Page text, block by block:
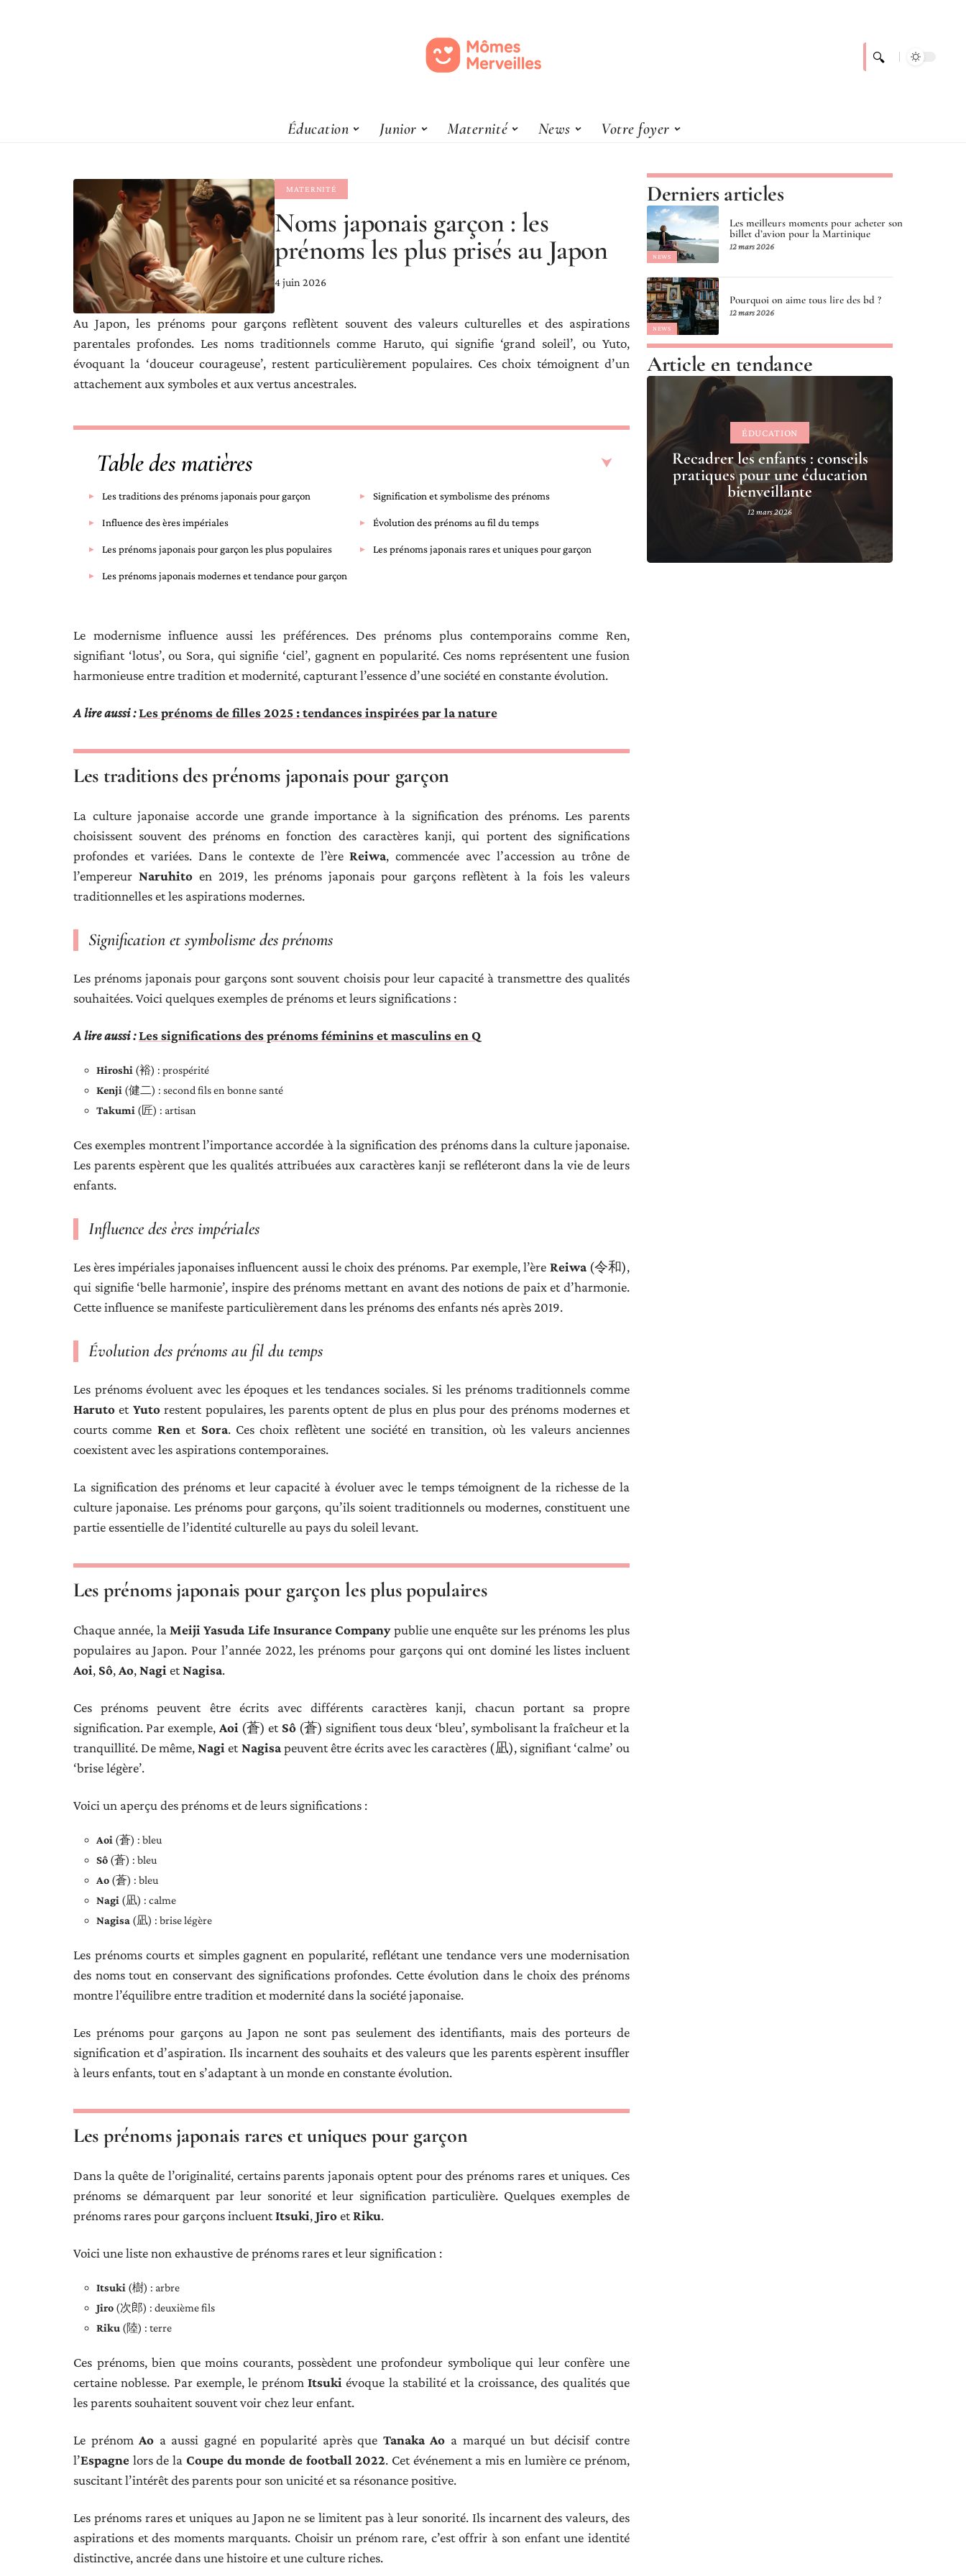
Éducation Junior Maternité News Votre foyer
MATERNITÉ
Noms japonais garçon : les
prénoms les plus prisés au Japon
4 juin 2026
Au Japon, les prénoms pour garçons reflètent souvent des valeurs culturelles et des aspirations
parentales profondes. Les noms traditionnels comme Haruto, qui signifie ‘grand soleil’, ou Yuto,
évoquant la ‘douceur courageuse’, restent particulièrement populaires. Ces choix témoignent d’un
attachement aux symboles et aux vertus ancestrales.
Table des matières
Les traditions des prénoms japonais pour garçon Signification et symbolisme des prénoms
Influence des ères impériales Évolution des prénoms au fil du temps
Les prénoms japonais pour garçon les plus populaires Les prénoms japonais rares et uniques pour garçon
Les prénoms japonais modernes et tendance pour garçon
Le modernisme influence aussi les préférences. Des prénoms plus contemporains comme Ren,
signifiant ‘lotus’, ou Sora, qui signifie ‘ciel’, gagnent en popularité. Ces noms représentent une fusion
harmonieuse entre tradition et modernité, capturant l’essence d’une société en constante évolution.
A lire aussi :Les prénoms de filles 2025 : tendances inspirées par la nature
Les traditions des prénoms japonais pour garçon
La culture japonaise accorde une grande importance à la signification des prénoms. Les parents
choisissent souvent des prénoms en fonction des caractères kanji, qui portent des significations
profondes et variées. Dans le contexte de l’èreReiwa, commencée avec l’accession au trône de
l’empereur Naruhito en 2019, les prénoms japonais pour garçons reflètent à la fois les valeurs
traditionnelles et les aspirations modernes.
Signification et symbolisme des prénoms
Les prénoms japonais pour garçons sont souvent choisis pour leur capacité à transmettre des qualités
souhaitées. Voici quelques exemples de prénoms et leurs significations :
A lire aussi :Les significations des prénoms féminins et masculins en Q
Hiroshi (裕) : prospérité
Kenji (健二) : second fils en bonne santé
Takumi (匠) : artisan
Ces exemples montrent l’importance accordée à la signification des prénoms dans la culture japonaise.
Les parents espèrent que les qualités attribuées aux caractères kanji se refléteront dans la vie de leurs
enfants.
Influence des ères impériales
Les ères impériales japonaises influencent aussi le choix des prénoms. Par exemple, l’ère Reiwa(令和),
qui signifie ‘belle harmonie’, inspire des prénoms mettant en avant des notions de paix et d’harmonie.
Cette influence se manifeste particulièrement dans les prénoms des enfants nés après 2019.
Évolution des prénoms au fil du temps
Les prénoms évoluent avec les époques et les tendances sociales. Si les prénoms traditionnels comme
Haruto et Yutorestent populaires, les parents optent de plus en plus pour des prénoms modernes et
courts comme Ren et Sora. Ces choix reflètent une société en transition, où les valeurs anciennes
coexistent avec les aspirations contemporaines.
La signification des prénoms et leur capacité à évoluer avec le temps témoignent de la richesse de la
culture japonaise. Les prénoms pour garçons, qu’ils soient traditionnels ou modernes, constituent une
partie essentielle de l’identité culturelle au pays du soleil levant.
Les prénoms japonais pour garçon les plus populaires
Chaque année, la Meiji Yasuda Life Insurance Companypublie une enquête sur les prénoms les plus
populaires au Japon. Pour l’année 2022, les prénoms pour garçons qui ont dominé les listes incluent
Aoi, Sô,Ao,Nagi etNagisa.
Ces prénoms peuvent être écrits avec différents caractères kanji, chacun portant sa propre
signification. Par exemple, Aoi (蒼) et Sô(蒼) signifient tous deux ‘bleu’, symbolisant la fraîcheur et la
tranquillité. De même,Nagi etNagisapeuvent être écrits avec les caractères (凪), signifiant ‘calme’ ou
‘brise légère’.
Voici un aperçu des prénoms et de leurs significations :
Aoi (蒼) : bleu
Sô (蒼) : bleu
Ao (蒼) : bleu
Nagi (凪) : calme
Nagisa (凪) : brise légère
Les prénoms courts et simples gagnent en popularité, reflétant une tendance vers une modernisation
des noms tout en conservant des significations profondes. Cette évolution dans le choix des prénoms
montre l’équilibre entre tradition et modernité dans la société japonaise.
Les prénoms pour garçons au Japon ne sont pas seulement des identifiants, mais des porteurs de
signification et d’aspiration. Ils incarnent des souhaits et des valeurs que les parents espèrent insuffler
à leurs enfants, tout en s’adaptant à un monde en constante évolution.
Les prénoms japonais rares et uniques pour garçon
Dans la quête de l’originalité, certains parents japonais optent pour des prénoms rares et uniques. Ces
prénoms se démarquent par leur sonorité et leur signification particulière. Quelques exemples de
prénoms rares pour garçons incluentItsuki,JiroetRiku.
Voici une liste non exhaustive de prénoms rares et leur signification :
Itsuki (樹) : arbre
Jiro (次郎) : deuxième fils
Riku (陸) : terre
Ces prénoms, bien que moins courants, possèdent une profondeur symbolique qui leur confère une
certaine noblesse. Par exemple, le prénom Itsuki évoque la stabilité et la croissance, des qualités que
les parents souhaitent souvent voir chez leur enfant.
Le prénomAo a aussi gagné en popularité après que Tanaka Ao a marqué un but décisif contre
l’Espagne lors de la Coupe du monde de football 2022. Cet événement a mis en lumière ce prénom,
suscitant l’intérêt des parents pour son unicité et sa résonance positive.
Les prénoms rares et uniques au Japon ne se limitent pas à leur sonorité. Ils incarnent des valeurs, des
aspirations et des moments marquants. Choisir un prénom rare, c’est offrir à son enfant une identité
distinctive, ancrée dans une histoire et une culture riches.
Derniers articles
NEWS
Les meilleurs moments pour acheter son
billet d’avion pour la Martinique
12 mars 2026
NEWS
Pourquoi on aime tous lire des bd ?
12 mars 2026
Article en tendance
ÉDUCATION
Recadrer les enfants : conseils
pratiques pour une éducation
bienveillante
12 mars 2026